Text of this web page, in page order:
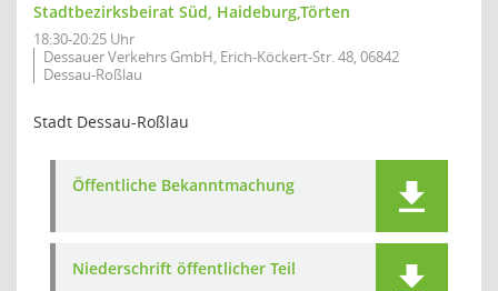
Stadtbezirksbeirat Süd, Haideburg,Törten
18:30-20:25 Uhr
Dessauer Verkehrs GmbH, Erich-Köckert-Str. 48, 06842
Dessau-Roßlau
Stadt Dessau-Roßlau
Öffentliche Bekanntmachung
Niederschrift öffentlicher Teil